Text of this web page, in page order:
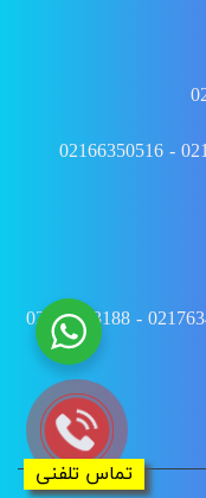
دماوند، گیلاوند، رودهن، پردیس: 02176342188 - 02176343188
تماس تلفنی